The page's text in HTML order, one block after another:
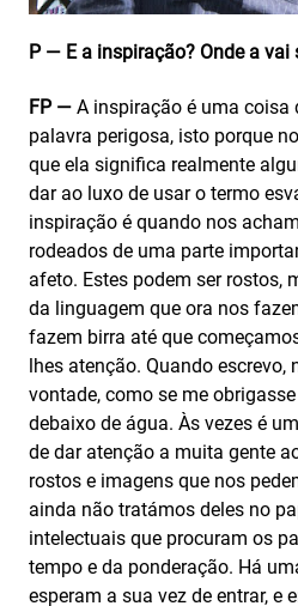
P — E a inspiração? Onde a vai
FP — A inspiração é uma coisa
palavra perigosa, isto porque
que ela significa realmente
dar ao luxo de usar o termo
inspiração é quando nos
rodeados de uma parte
afeto. Estes podem ser rostos,
da linguagem que ora nos
fazem birra até que
lhes atenção. Quando escrevo,
vontade, como se me
debaixo de água. Às vezes é
de dar atenção a muita gente
rostos e imagens que nos
ainda não tratámos deles no
intelectuais que procuram os
tempo e da ponderação. Há
esperam a sua vez de entrar, e